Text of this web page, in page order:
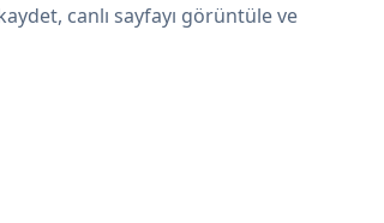
canlı sayfayı görüntüle ve